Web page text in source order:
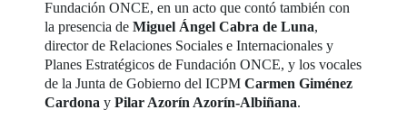
Fundación ONCE, en un acto que contó también con
la presencia deMiguel Ángel Cabra de Luna,
director de Relaciones Sociales e Internacionales y
Planes Estratégicos de Fundación ONCE, y los vocales
de la Junta de Gobierno del ICPMCarmen Giménez
Cardona yPilar Azorín Azorín-Albiñana.